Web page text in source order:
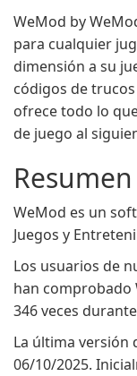
WeMod by
para cualquier
dimensión a su
códigos de
ofrece todo lo
de juego al
Resumen
WeMod es un
Juegos y
Los usuarios de
han comprobado
346 veces
La última versión
06/10/2025.